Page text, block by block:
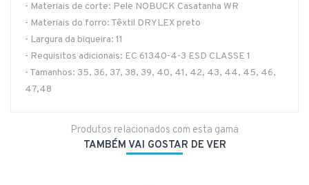
- Materiais de corte: Pele NOBUCK Casatanha WR
- Materiais do forro: Têxtil DRYLEX preto
- Largura da biqueira: 11
- Requisitos adicionais: EC 61340-4-3 ESD CLASSE 1
- Tamanhos: 35, 36, 37, 38, 39, 40, 41, 42, 43, 44, 45, 46,
47,48
Produtos relacionados com esta gama
TAMBÉM VAI GOSTAR DE VER